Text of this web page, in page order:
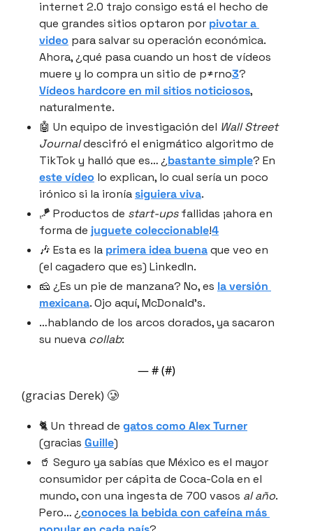
internet 2.0 trajo consigo está el hecho de
que grandes sitios optaron por pivotar a
video para salvar su operación económica.
Ahora, ¿qué pasa cuando un host de vídeos
muere y lo compra un sitio de p≠rno3
Vídeos hardcore en mil sitios noticiosos,
naturalmente.
🤖 Un equipo de investigación del Wall Street
Journal descifró el enigmático algoritmo de
TikTok y halló que es… ¿bastante simple
este vídeo lo explican, lo cual sería un poco
irónico si la ironía siguiera viva.
🪁 Productos de start-ups fallidas ¡ahora en
forma de juguete coleccionable!4
🎶 Esta es la primera idea buena que veo en
(el cagadero que es) LinkedIn.
🧀 ¿Es un pie de manzana? No, es la versión
mexicana. Ojo aquí, McDonald’s.
…hablando de los arcos dorados, ya sacaron
su nueva collab:
— # (#)
(gracias Derek) 🥲
🐈 Un thread de gatos como Alex Turner
(gracias Guille)
🥤 Seguro ya sabías que México es el mayor
consumidor per cápita de Coca-Cola en el
mundo, con una ingesta de 700 vasos al año.
Pero… ¿conoces la bebida con cafeína más